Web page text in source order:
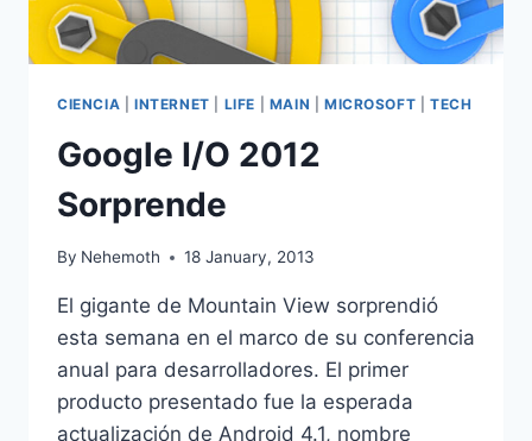
CIENCIA INTERNET LIFE MAIN MICROSOFT |TECH
Google I/O 2012
Sorprende
By Nehemoth 18 January, 2013
El gigante de Mountain View sorprendió
esta semana en el marco de su conferencia
anual para desarrolladores. El primer
producto presentado fue la esperada
actualización de Android 4.1, nombre